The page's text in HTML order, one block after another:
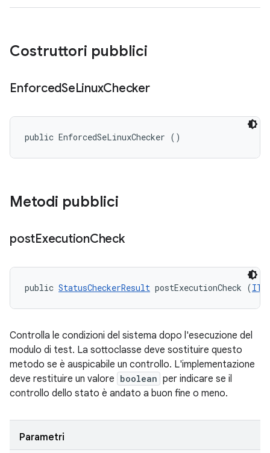
Costruttori pubblici
EnforcedSeLinuxChecker
public EnforcedSeLinuxChecker ()
Metodi pubblici
postExecutionCheck
public StatusCheckerResult postExecutionCheck (
Controlla le condizioni del sistema dopo l'esecuzione del
modulo di test. La sottoclasse deve sostituire questo
metodo se è auspicabile un controllo. L'implementazione
deve restituire un valore boolean per indicare se il
controllo dello stato è andato a buon fine o meno.
Parametri